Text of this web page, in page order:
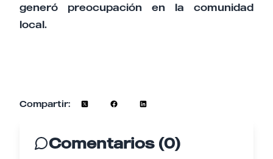
generó preocupación en la comunidad
local.
Compartir:
Comentarios (0)